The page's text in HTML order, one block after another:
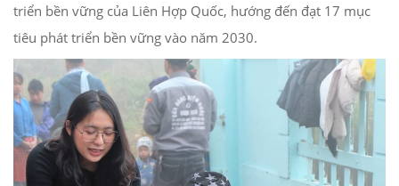
triển bền vững của Liên Hợp Quốc, hướng đến đạt 17 mục
tiêu phát triển bền vững vào năm 2030.